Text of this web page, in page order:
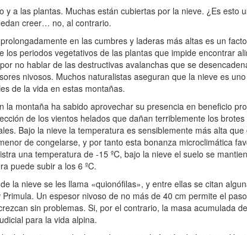
a las plantas. Muchas están cubiertas por la nieve. ¿Es esto
creer… no, al contrario.
en las cumbres y laderas más altas es un
los periodos vegetativos de las plantas que impide encontrar
no hablar de las destructivas avalanchas que se
nivosos. Muchos naturalistas aseguran que la nieve es
de la vida en estas montañas.
montaña ha sabido aprovechar su presencia en beneficio
de los vientos helados que dañan terriblemente los
Bajo la nieve la temperatura es sensiblemente más alta
de congelarse, y por tanto esta bonanza microclimática
una temperatura de -15 ºC, bajo la nieve el suelo se
puede subir a los 6 ºC.
la nieve se les llama «quionófilas», y entre ellas se citan
Un espesor nivoso de no más de 40 cm permite el
sin problemas. Si, por el contrario, la masa acumulada
para la vida alpina.